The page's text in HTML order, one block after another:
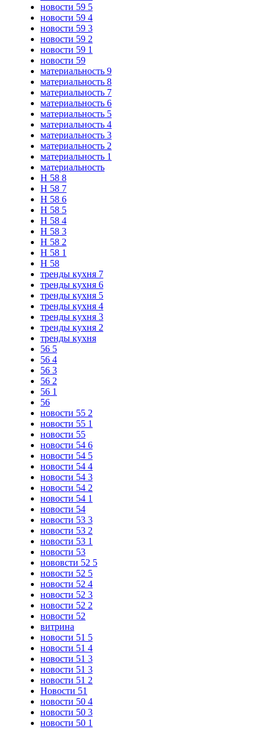
новости 59 5
новости 59 4
новости 59 3
новости 59 2
новости 59 1
новости 59
материальность 9
материальность 8
материальность 7
материальность 6
материальность 5
материальность 4
материальность 3
материальность 2
материальность 1
материальность
Н 58 8
Н 58 7
Н 58 6
Н 58 5
Н 58 4
Н 58 3
Н 58 2
Н 58 1
Н 58
тренды кухня 7
тренды кухня 6
тренды кухня 5
тренды кухня 4
тренды кухня 3
тренды кухня 2
тренды кухня
56 5
56 4
56 3
56 2
56 1
56
новости 55 2
новости 55 1
новости 55
новости 54 6
новости 54 5
новости 54 4
новости 54 3
новости 54 2
новости 54 1
новости 54
новости 53 3
новости 53 2
новости 53 1
новости 53
нововсти 52 5
новости 52 5
новости 52 4
новости 52 3
новости 52 2
новости 52
витрина
новости 51 5
новости 51 4
новости 51 3
новости 51 3
новости 51 2
Новости 51
новости 50 4
новости 50 3
новости 50 1